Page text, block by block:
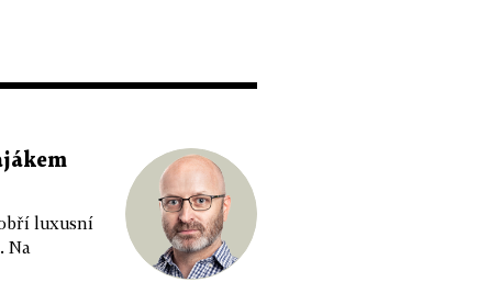
luxusní
Na